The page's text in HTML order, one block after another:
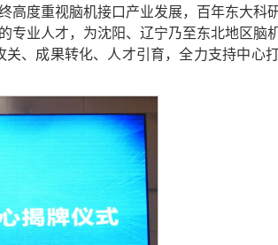
度重视脑机接口产业发展，百年东大科
专业人才，为沈阳、辽宁乃至东北地区脑
、成果转化、人才引育，全力支持中心